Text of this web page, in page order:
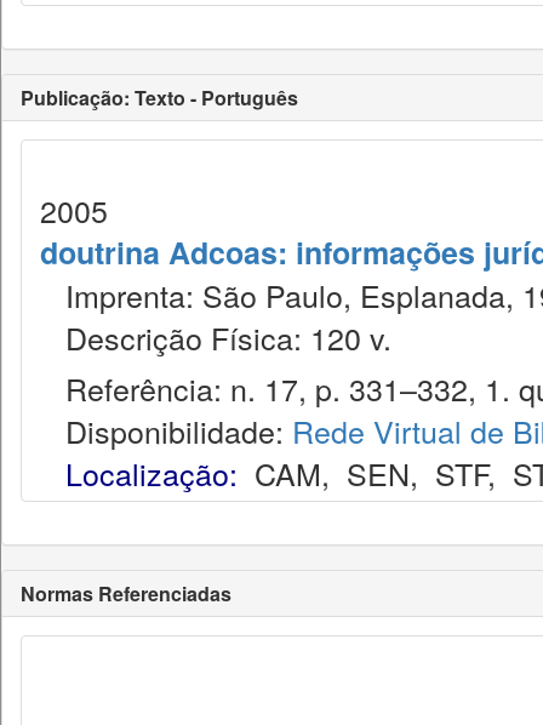
Publicação: Texto - Português
2005
doutrina Adcoas: informações
Imprenta: São Paulo, Esplanada,
Descrição Física: 120 v.
Referência: n. 17, p. 331–332, 1.
Disponibilidade: Rede Virtual de
Localização: CAM, SEN, STF,
Normas Referenciadas